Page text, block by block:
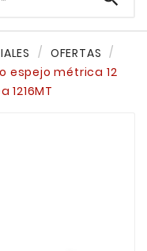
OFERTAS
espejo métrica 12
1216MT